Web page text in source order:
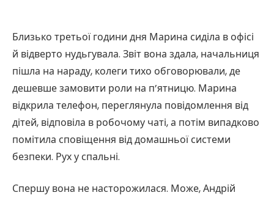
Близько третьої години дня Марина сиділа в офісі
й відверто нудьгувала. Звіт вона здала, начальниця
пішла на нараду, колеги тихо обговорювали, де
дешевше замовити роли на п’ятницю. Марина
відкрила телефон, переглянула повідомлення від
дітей, відповіла в робочому чаті, а потім випадково
помітила сповіщення від домашньої системи
безпеки. Рух у спальні.
Спершу вона не насторожилася. Може, Андрій